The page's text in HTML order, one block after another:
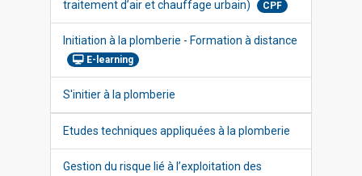
traitement d’air et chauffage urbain)
CPF
Initiation à la plomberie - Formation à distance
E-learning
S'initier à la plomberie
Etudes techniques appliquées à la plomberie
Gestion du risque lié à l’exploitation des